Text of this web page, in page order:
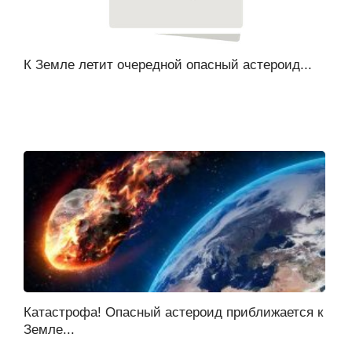
К Земле летит очередной опасный астероид...
Катастрофа! Опасный астероид приближается к
Земле...